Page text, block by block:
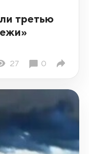
третью
27 0